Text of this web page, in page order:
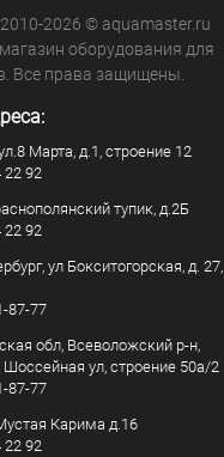
2026 © aquamaster.ru
оборудования для
Все права защищены.
Марта, д.1, строение 12
22 92
тупик, д.2Б
22 92
ул Бокситогорская, д. 27,
87-77
обл, Всеволожский р-н,
Шоссейная ул, строение 50а/2
87-77
Карима д.16
22 92